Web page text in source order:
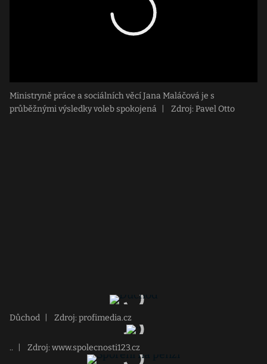
Ministryně práce a sociálních věcí Jana Maláčová je s
průběžnými výsledky voleb spokojená
Zdroj: Pavel Otto
Důchod Zdroj: profimedia.cz
.. Zdroj: www.spolecnosti123.cz